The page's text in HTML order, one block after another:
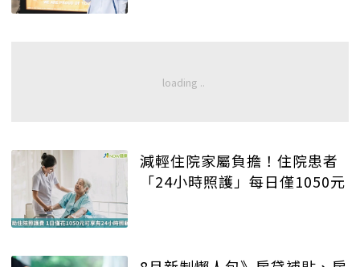
減輕住院家屬負擔！住院患者
「24小時照護」每日僅1050元